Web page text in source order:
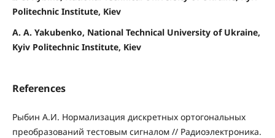
Politechnic Institute, Kiev
A. A. Yakubenko, National Technical University of Ukraine,
Kyiv Politechnic Institute, Kiev
References
Рыбин А.И. Нормализация дискретных ортогональных
преобразований тестовым сигналом // Радиоэлектроника.